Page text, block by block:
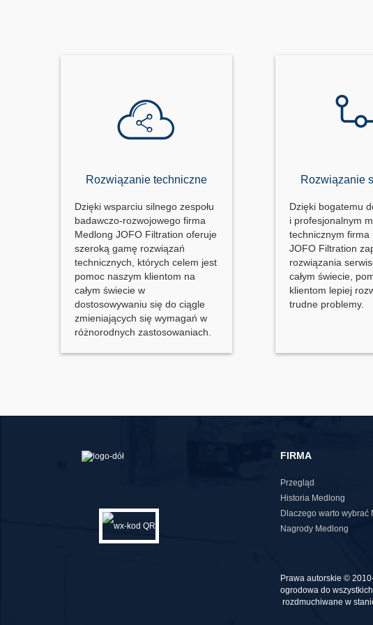
Rozwiązanie techniczne
Dzięki wsparciu silnego zespołu
badawczo-rozwojowego firma
Medlong JOFO Filtration oferuje
szeroką gamę rozwiązań
technicznych, których celem jest
pomoc naszym klientom na
całym świecie w
dostosowywaniu się do ciągle
zmieniających się wymagań w
różnorodnych zastosowaniach.
Rozwiązanie
Dzięki bogatemu
i profesjonalnym
technicznym firma
JOFO Filtration
rozwiązania
całym świecie,
klientom lepiej
trudne problemy.
FIRMA
Przegląd
Historia Medlong
Dlaczego warto wybrać
Nagrody Medlong
Prawa autorskie ©
ogrodowa do
rozdmuchiwane w